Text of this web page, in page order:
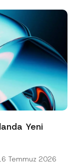
Yeni
Temmuz 2026